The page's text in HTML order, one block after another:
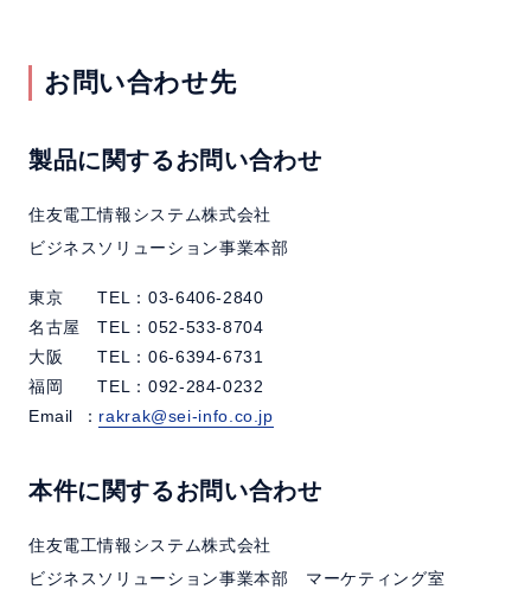
お問い合わせ先
製品に関するお問い合わせ
住友電工情報システム株式会社
ビジネスソリューション事業本部
東京 TEL：03-6406-2840
名古屋 TEL：052-533-8704
大阪 TEL：06-6394-6731
福岡 TEL：092-284-0232
Email
： rakrak@sei-info.co.jp
本件に関するお問い合わせ
住友電工情報システム株式会社
ビジネスソリューション事業本部 マーケティング室